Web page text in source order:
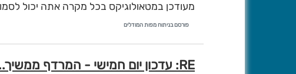
מעודכן במטאולוגיקס בכל מקרה אתה יכול
פורסם בניתוח מפות המודלים
RE: עדכון יום חמישי - המרדף ממשיך...